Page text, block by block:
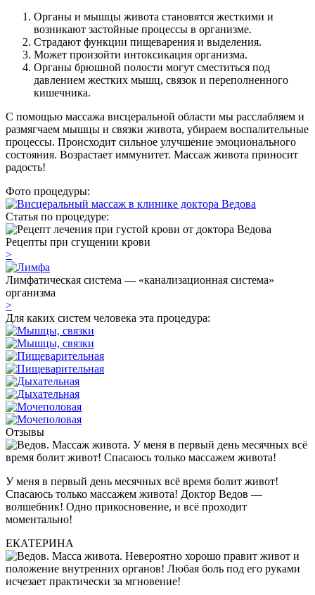
Органы и мышцы живота становятся жесткими и
возникают застойные процессы в организме.
Страдают функции пищеварения и выделения.
Может произойти интоксикация организма.
Органы брюшной полости могут сместиться под
давлением жестких мышц, связок и переполненного
кишечника.
С помощью массажа висцеральной области мы расслабляем и
размягчаем мышцы и связки живота, убираем воспалительные
процессы. Происходит сильное улучшение эмоционального
состояния. Возрастает иммунитет. Массаж живота приносит
радость!
Фото процедуры:
Статья по процедуре:
Рецепты при сгущении крови
>
Лимфатическая система — «канализационная система»
организма
>
Для каких систем человека эта процедура:
Отзывы
У меня в первый день месячных всё время болит живот!
Спасаюсь только массажем живота! Доктор Ведов —
волшебник! Одно прикосновение, и всё проходит
моментально!
ЕКАТЕРИНА